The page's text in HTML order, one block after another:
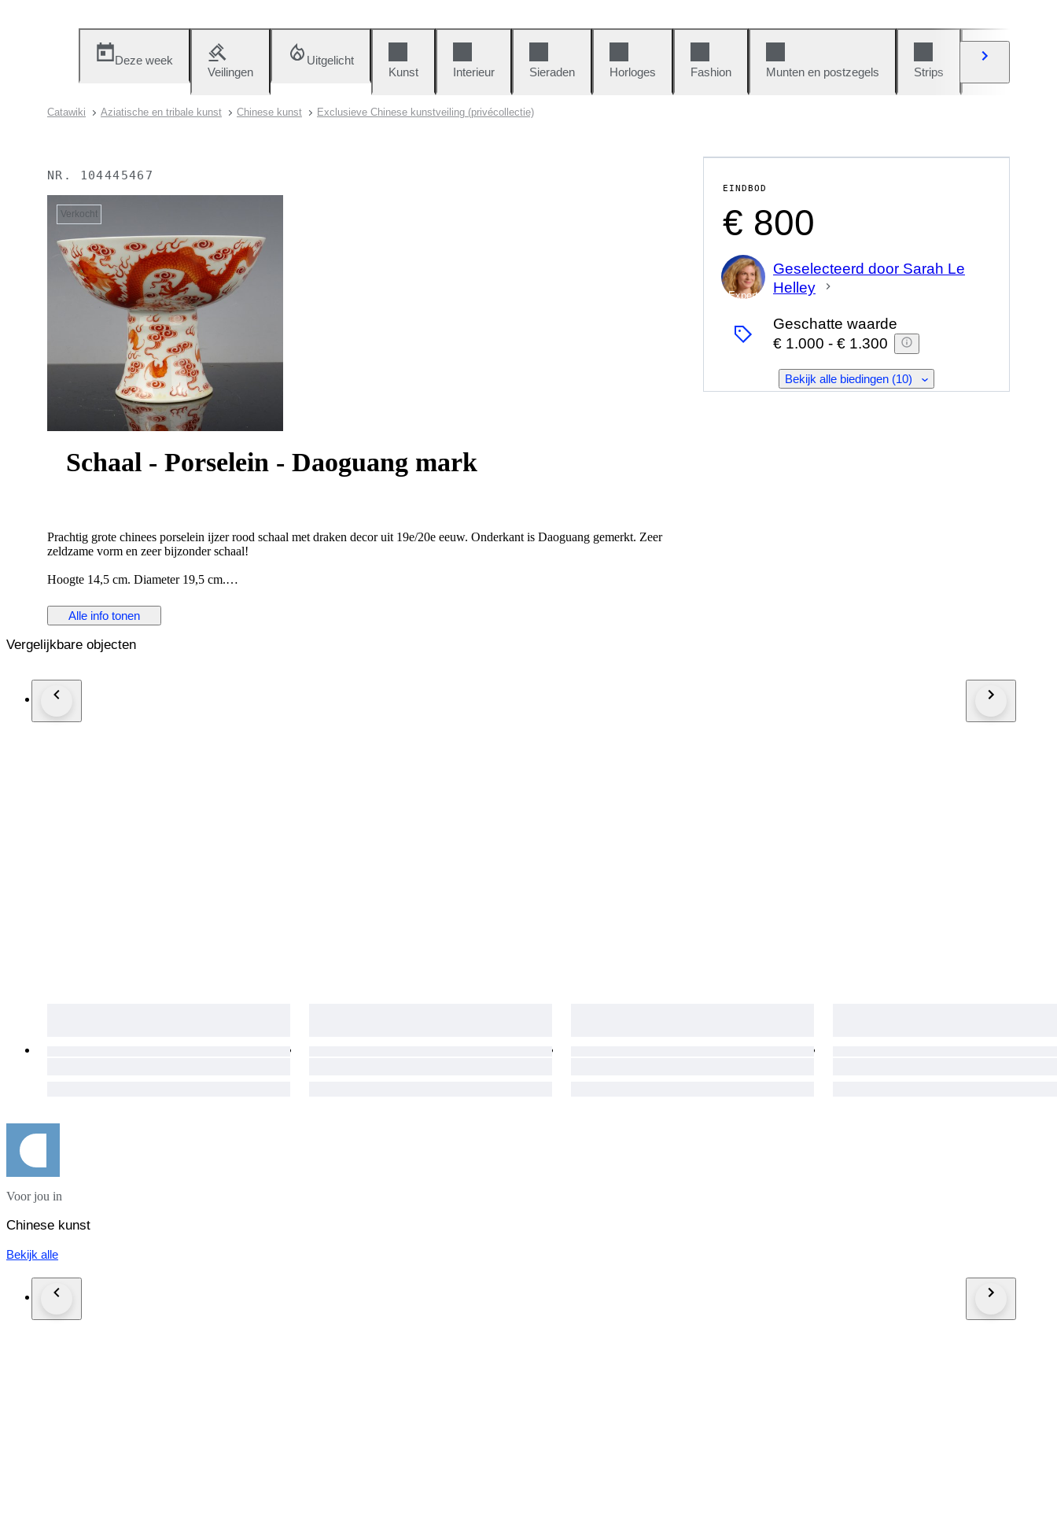
Deze week
Veilingen
Uitgelicht
Kunst
Interieur Sieraden Horloges Fashion Munten en postzegels Strips
Catawiki Aziatische en tribale kunst Chinese kunst Exclusieve Chinese kunstveiling (privécollectie)
NR. 104445467
Verkocht
Schaal - Porselein - Daoguang mark
Prachtig grote chinees porselein ijzer rood schaal met draken decor uit 19e/20e eeuw. Onderkant is Daoguang gemerkt. Zeer
zeldzame vorm en zeer bijzonder schaal!
Hoogte 14,5 cm. Diameter 19,5 cm.
Conditie: In zeer goede conditie. Enkele gebruikssporen. Geen chips,haarlijn en/of restauraties.
Alle info tonen
EINDBOD
€ 800
Expert
Geselecteerd door Sarah Le
Helley
Geschatte waarde
€ 1.000 - € 1.300
Bekijk alle biedingen (10)
Vergelijkbare objecten
Voor jou in
Chinese kunst
Bekijk alle